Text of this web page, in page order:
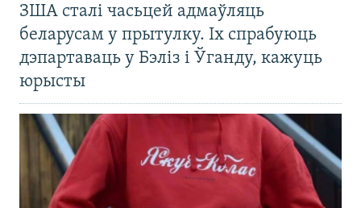
ЗША сталі часьцей адмаўляць
беларусам у прытулку. Іх спрабуюць
дэпартаваць у Бэліз і Ўганду, кажуць
юрысты